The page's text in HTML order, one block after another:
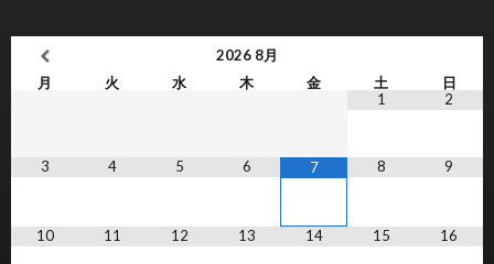
2026 8月
月
火 水 木 金 土
日
1
2
3 4 5 6 7 8 9
10 11 12 13 14 15 16